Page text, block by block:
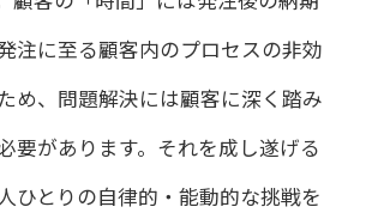
注に至る顧客内のプロセスの非効
め、問題解決には顧客に深く踏み
要があります。それを成し遂げる
ひとりの自律的・能動的な挑戦を